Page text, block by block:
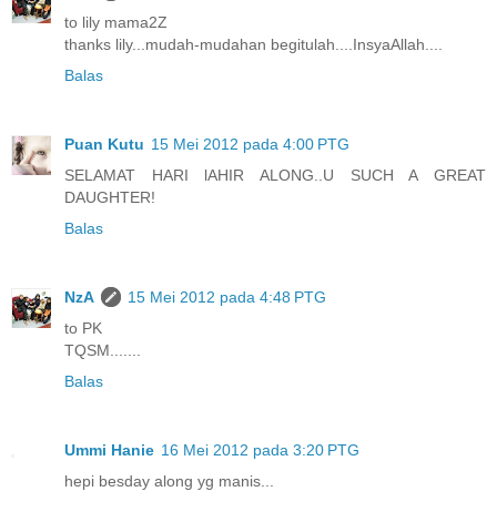
to lily mama2Z
thanks lily...mudah-mudahan begitulah....InsyaAllah....
Balas
Puan Kutu 15 Mei 2012 pada 4:00 PTG
SELAMAT HARI lAHIR ALONG..U SUCH A GREAT
DAUGHTER!
Balas
NzA
15 Mei 2012 pada 4:48 PTG
to PK
TQSM.......
Balas
Ummi Hanie 16 Mei 2012 pada 3:20 PTG
hepi besday along yg manis...